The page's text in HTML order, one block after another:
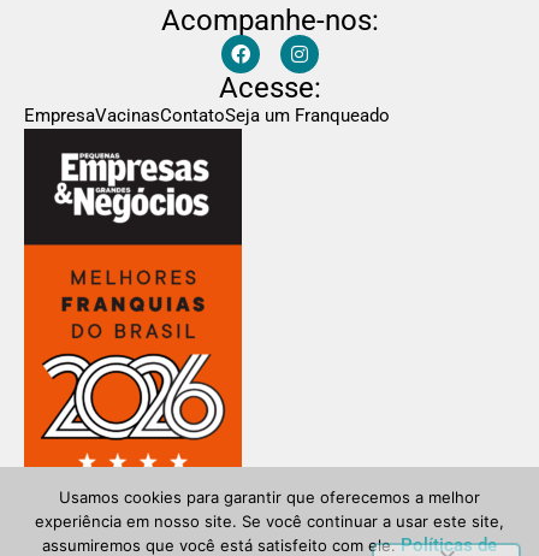
Acompanhe-nos:
Acesse:
EmpresaVacinasContatoSeja um Franqueado
Política de PrivacidadeLGPD
Copyright © 2025. Dr. Vacina – Todos os Direitos Reservados.
Usamos cookies para garantir que oferecemos a melhor
experiência em nosso site. Se você continuar a usar este site,
assumiremos que você está satisfeito com ele.Políticas de